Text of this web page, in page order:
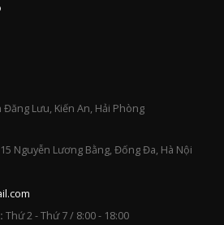
Đăng Lưu, Kiến An, Hải Phòng
Nguyễn Lương Bằng, Đống Đa, Hà Nội
Thứ 2 - Thứ 7 / 8:00 - 18:00